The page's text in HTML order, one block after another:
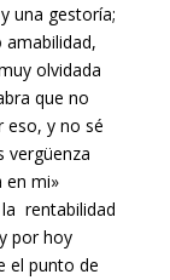
una gestoría;
amabilidad,
olvidada
que no
eso, y no sé
vergüenza
en mi»
rentabilidad
por hoy
el punto de